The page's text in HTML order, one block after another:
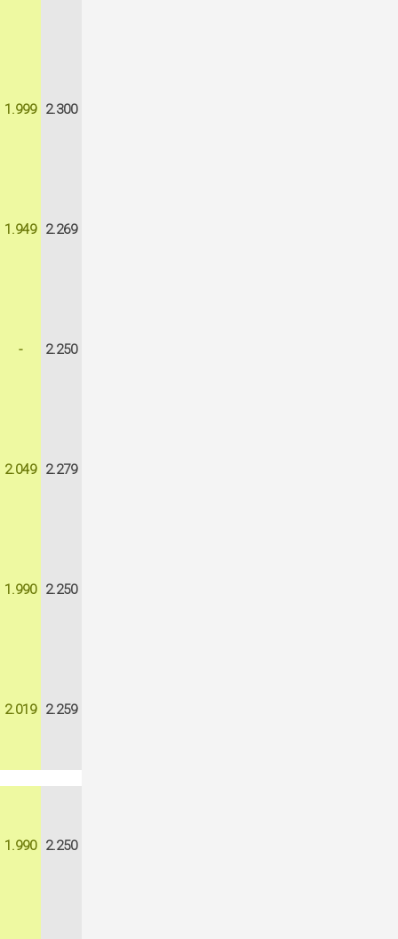
1.999 2.300
1.949 2.269
- 2.250
2.049 2.279
1.990 2.250
2.019 2.259
1.990 2.250